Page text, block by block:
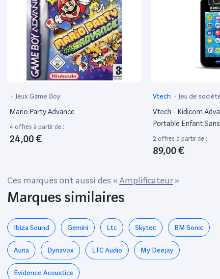
- Jeux Game Boy
Mario Party Advance
4 offres à partir de :
24,00 €
Vtech - Jeu de
Vtech - Kidicom
Portable Enfant
Â€“ 6/12 Ans Â€“
2 offres à partir de :
89,00 €
Ces marques ont aussi des «Amplificateur»
Marques similaires
Ibiza Sound Gemini Ltc Skytec BM Sonic
Auna Dynavox LTC Audio My Deejay
Evidence Acoustics